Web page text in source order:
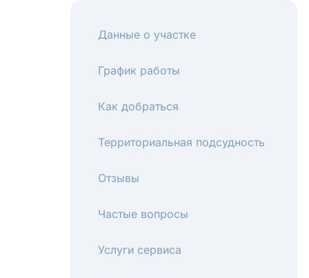
Данные о участке
График работы
Как добраться
Территориальная подсудность
Отзывы
Частые вопросы
Услуги сервиса